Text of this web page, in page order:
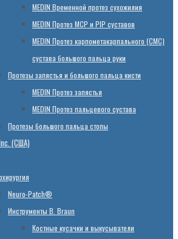
МЕDIN Временной протез сухожилия
МЕDIN Протез MCP и PIP суставов
МЕDIN Протез карпометакарпального (СМС)
сустава большого пальца руки
Протезы запястья и большого пальца кисти
МЕDIN Протез запястья
МЕDIN Протез пальцевого сустава
Протезы большого пальца стопы
(США)
Neuro-Patch®
Инструменты B. Braun
Костные кусачки и выкусыватели